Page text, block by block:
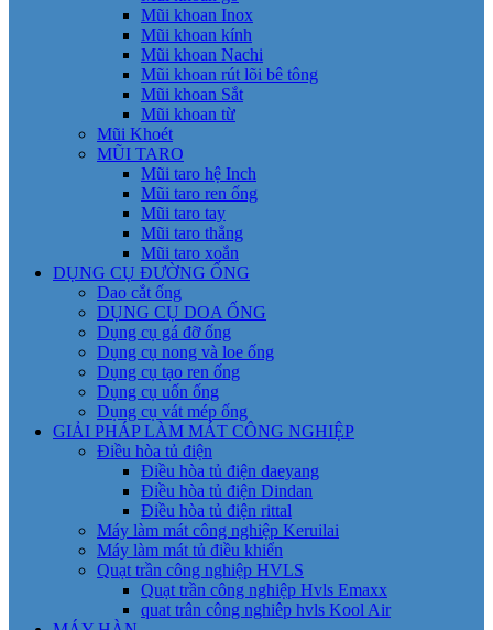
Mũi khoan Inox
Mũi khoan kính
Mũi khoan Nachi
Mũi khoan rút lõi bê tông
Mũi khoan Sắt
Mũi khoan từ
Mũi Khoét
MŨI TARO
Mũi taro hệ Inch
Mũi taro ren ống
Mũi taro tay
Mũi taro thẳng
Mũi taro xoắn
DỤNG CỤ ĐƯỜNG ỐNG
Dao cắt ống
DỤNG CỤ DOA ỐNG
Dụng cụ gá đỡ ống
Dụng cụ nong và loe ống
Dụng cụ tạo ren ống
Dụng cụ uốn ống
Dụng cụ vát mép ống
GIẢI PHÁP LÀM MÁT CÔNG NGHIỆP
Điều hòa tủ điện
Điều hòa tủ điện daeyang
Điều hòa tủ điện Dindan
Điều hòa tủ điện rittal
Máy làm mát công nghiệp Keruilai
Máy làm mát tủ điều khiển
Quạt trần công nghiệp HVLS
Quạt trần công nghiệp Hvls Emaxx
quat trân công nghiêp hvls Kool Air